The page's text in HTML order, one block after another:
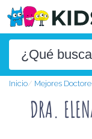
Inicio Mejores
DRA.